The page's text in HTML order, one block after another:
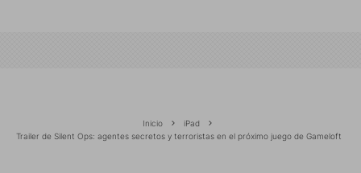
Inicio
iPad
Trailer de Silent Ops: agentes secretos y terroristas en el próximo juego de Gameloft